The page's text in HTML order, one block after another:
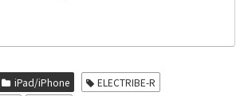
iPad/iPhone
ELECTRIBE-R